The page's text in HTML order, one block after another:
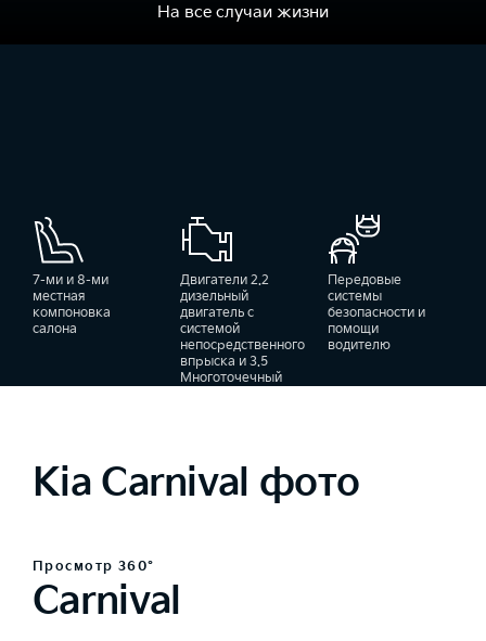
На все случаи жизни
7-ми и 8-ми
местная
компоновка
салона
Двигатели 2.2
дизельный
двигатель с
системой
непосредственного
впрыска и 3.5
Многоточечный
Передовые
системы
безопасности и
помощи
водителю
Kia Carnival фото
Просмотр 360°
Carnival